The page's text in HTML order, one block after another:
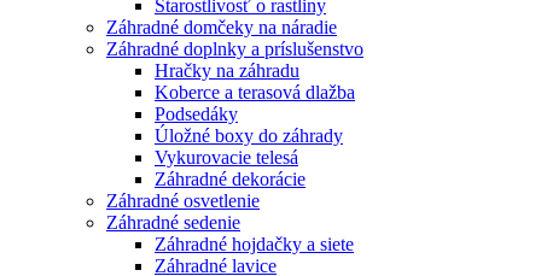
Starostlivosť o rastliny
Záhradné domčeky na náradie
Záhradné doplnky a príslušenstvo
Hračky na záhradu
Koberce a terasová dlažba
Podsedáky
Úložné boxy do záhrady
Vykurovacie telesá
Záhradné dekorácie
Záhradné osvetlenie
Záhradné sedenie
Záhradné hojdačky a siete
Záhradné lavice